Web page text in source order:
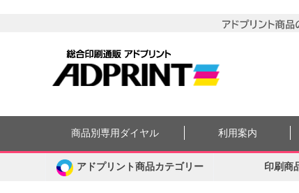
商品別専用ダイヤル 利用案内
アドプリント商品カテゴリー 印刷商